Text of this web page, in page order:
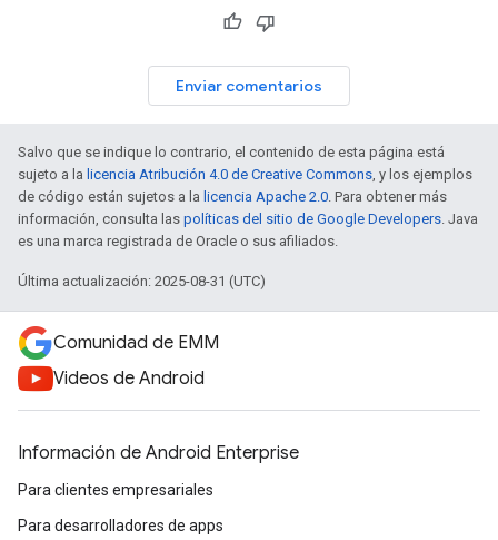
Enviar comentarios
Salvo que se indique lo contrario, el contenido de esta página está
sujeto a la licencia Atribución 4.0 de Creative Commons , y los ejemplos
de código están sujetos a la licencia Apache 2.0 . Para obtener más
información, consulta las políticas del sitio de Google Developers . Java
es una marca registrada de Oracle o sus afiliados.
Última actualización: 2025-08-31 (UTC)
Comunidad de EMM
Videos de Android
Información de Android Enterprise
Para clientes empresariales
Para desarrolladores de apps